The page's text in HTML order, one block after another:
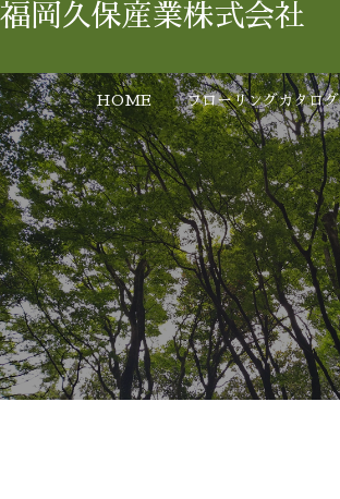
福岡久保産業株式会社
HOME フローリングカタログ